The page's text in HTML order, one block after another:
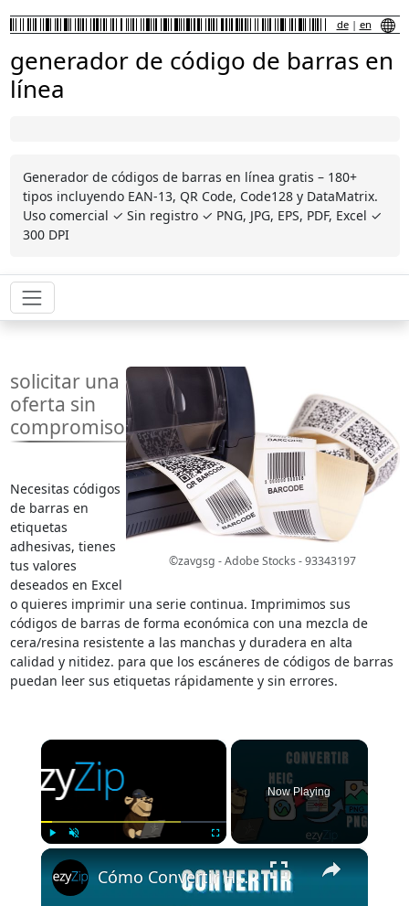
de| en
generador de código de barras en
línea
Generador de códigos de barras en línea gratis – 180+
tipos incluyendo EAN-13, QR Code, Code128 y DataMatrix.
Uso comercial ✓ Sin registro ✓ PNG, JPG, EPS, PDF, Excel ✓
300 DPI
©zavgsg - Adobe Stocks - 93343197
solicitar una
oferta sin
compromiso
Necesitas códigos
de barras en
etiquetas
adhesivas, tienes
tus valores
deseados en Excel
o quieres imprimir una serie continua. Imprimimos sus
códigos de barras de forma económica con una mezcla de
cera/resina resistente a las manchas y duradera en alta
calidad y nitidez. para que los escáneres de códigos de barras
puedan leer sus etiquetas rápidamente y sin errores.
×
Now Playing
×
Cómo Convertir HEIC a PNG en Línea (Guía Sencilla)